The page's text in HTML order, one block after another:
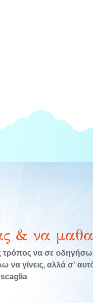
& να
τρόπος να σε
γίνεις, αλλά σ'